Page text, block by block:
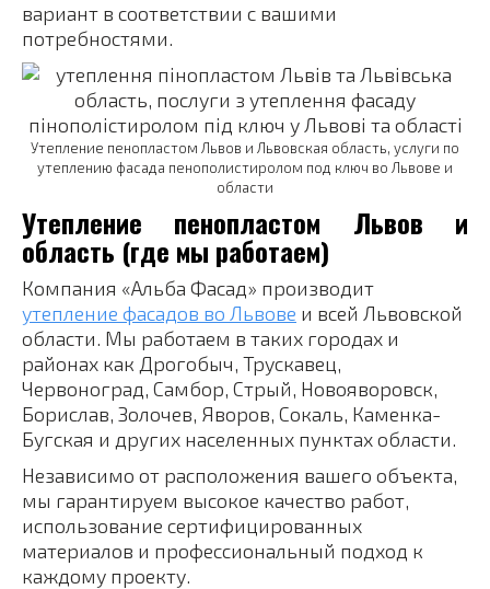
вариант в соответствии с вашими
потребностями.
Утепление пенопластом Львов и Львовская область, услуги по
утеплению фасада пенополистиролом под ключ во Львове и
области
Утепление пенопластом Львов и
область (где мы работаем)
Компания «Альба Фасад» производит
утепление фасадов во Львове и всей Львовской
области. Мы работаем в таких городах и
районах как Дрогобыч, Трускавец,
Червоноград, Самбор, Стрый, Новояворовск,
Борислав, Золочев, Яворов, Сокаль, Каменка-
Бугская и других населенных пунктах области.
Независимо от расположения вашего объекта,
мы гарантируем высокое качество работ,
использование сертифицированных
материалов и профессиональный подход к
каждому проекту.